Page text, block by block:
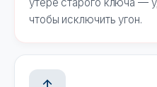
утере старого ключа —
чтобы исключить угон.